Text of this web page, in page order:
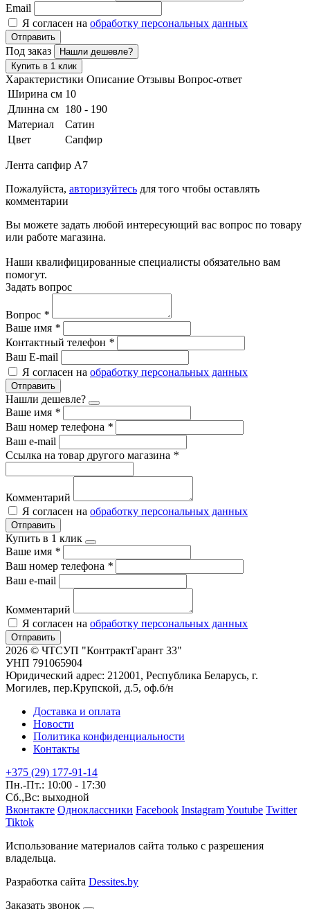
Email
Я согласен на обработку персональных данных
Отправить
Под заказ
Нашли дешевле?
Купить в 1 клик
Характеристики Описание Отзывы Вопрос-ответ
Ширина см 10
Длинна см 180 - 190
Материал
Сатин
Цвет
Сапфир
Лента сапфир A7
Пожалуйста, авторизуйтесь для того чтобы оставлять
комментарии
Вы можете задать любой интересующий вас вопрос по товару
или работе магазина.
Наши квалифицированные специалисты обязательно вам
помогут.
Задать вопрос
Вопрос *
Ваше имя *
Контактный телефон *
Ваш E-mail
Я согласен на обработку персональных данных
Отправить
Нашли дешевле?
Ваше имя *
Ваш номер телефона *
Ваш e-mail
Ссылка на товар другого магазина *
Комментарий
Я согласен на обработку персональных данных
Отправить
Купить в 1 клик
Ваше имя *
Ваш номер телефона *
Ваш e-mail
Комментарий
Я согласен на обработку персональных данных
Отправить
2026 © ЧТСУП "КонтрактГарант 33"
УНП 791065904
Юридический адрес: 212001, Республика Беларусь, г.
Могилев, пер.Крупской, д.5, оф.б/н
Доставка и оплата
Новости
Политика конфиденциальности
Контакты
+375 (29) 177-91-14
Пн.-Пт.: 10:00 - 17:30
Сб.,Вс: выходной
Вконтакте Одноклассники Facebook InstagramYoutube Twitter
Tiktok
Использование материалов сайта только с разрешения
владельца.
Разработка сайта Dessites.by
Заказать звонок